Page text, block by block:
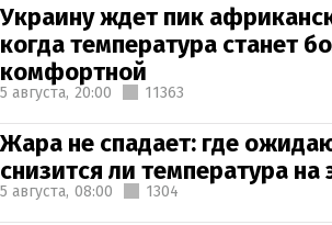
Украину ждет пик
когда температура станет
комфортной
5 августа, 20:00 11363
Жара не спадает: где
снизится ли температура на
5 августа, 08:00 1304